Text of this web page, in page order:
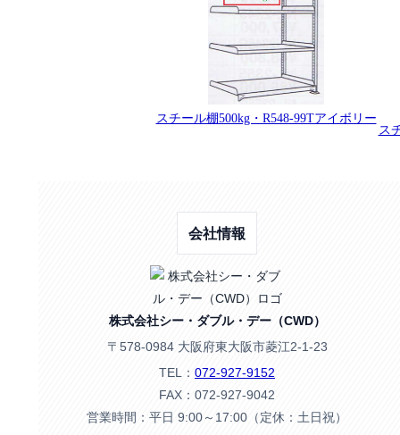
スチール棚500kg・R548-99Tアイボリー
ス
会社情報
株式会社シー・ダブル・デー（CWD）
〒578-0984 大阪府東大阪市菱江2-1-23
TEL： 072-927-9152
FAX：072-927-9042
営業時間：平日 9:00～17:00（定休：土日祝）